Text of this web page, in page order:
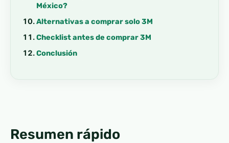
México?
Alternativas a comprar solo 3M
Checklist antes de comprar 3M
Conclusión
Resumen rápido